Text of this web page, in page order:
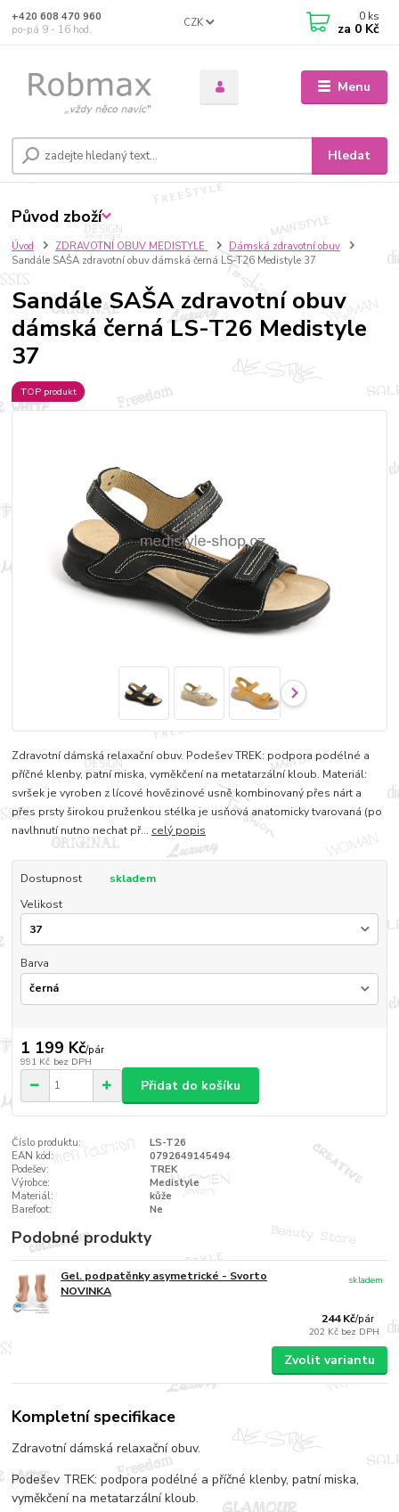
Menu
CZK
Hledat
+420 608 470 960
po-pá 9 - 16 hod.
0 ks
za 0 Kč
Úvod ZDRAVOTNÍ OBUV MEDISTYLE
Dámská zdravotní obuv
Sandále SAŠA zdravotní obuv dámská černá LS-T26 Medistyle 37
Sandále SAŠA zdravotní obuv
dámská černá LS-T26 Medistyle
37
TOP produkt
Zdravotní dámská relaxační obuv. Podešev TREK: podpora podélné a
příčné klenby, patní miska, vyměkčení na metatarzální kloub. Materiál:
svršek je vyroben z lícové hovězinové usně kombinovaný přes nárt a
přes prsty širokou pruženkou stélka je usňová anatomicky tvarovaná (po
navlhnutí nutno nechat př... celý popis
Dostupnost
skladem
Velikost
Barva
1 199 Kč/pár
991 Kč bez DPH
Přidat do košíku
Číslo produktu:
LS-T26
EAN kód:
0792649145494
Podešev:
TREK
Výrobce:
Medistyle
Materiál:
kůže
Barefoot:
Ne
Podobné produkty
Gel. podpatěnky asymetrické - Svorto
NOVINKA
244 Kč/pár
202 Kč bez DPH
skladem
Zvolit variantu
Kompletní specifikace
Zdravotní dámská relaxační obuv.
Podešev TREK: podpora podélné a příčné klenby, patní miska,
vyměkčení na metatarzální kloub.
Původ zboží